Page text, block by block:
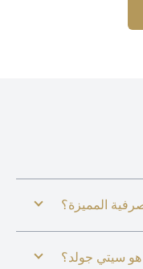
المميزة؟
هو سيتي جولد؟